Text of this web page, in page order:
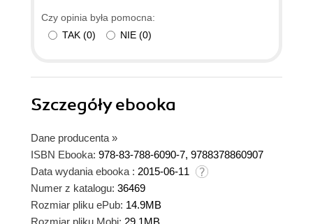
Czy opinia była pomocna:
TAK (0) NIE (0)
Szczegółyebooka
Dane producenta »
ISBN Ebooka: 978-83-788-6090-7, 9788378860907
Data wydania ebooka : 2015-06-11
Numer z katalogu: 36469
Rozmiar pliku ePub: 14.9MB